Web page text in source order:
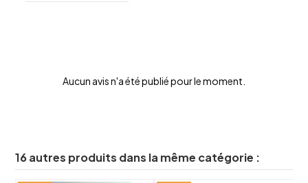
Aucun avis n'a été publié pour le moment.
16 autres produits dans la même catégorie :